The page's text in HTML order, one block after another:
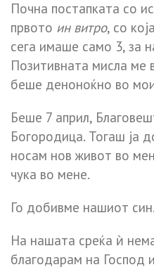
Почна постапката со
првото ин витро, со
сега имаше само 3, за
Позитивната мисла ме
беше деноноќно во
Беше 7 април,
Богородица. Тогаш ја
носам нов живот во
чука во мене.
Го добивме нашиот
На нашата среќа ѝ
благодарам на Господ